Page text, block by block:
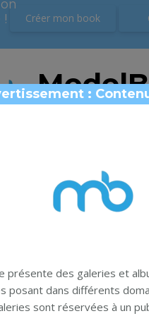
!
Créer mon book
Book photo
!
Créer mon book
:
présente des galeries et
posant dans différents
sont réservées à un